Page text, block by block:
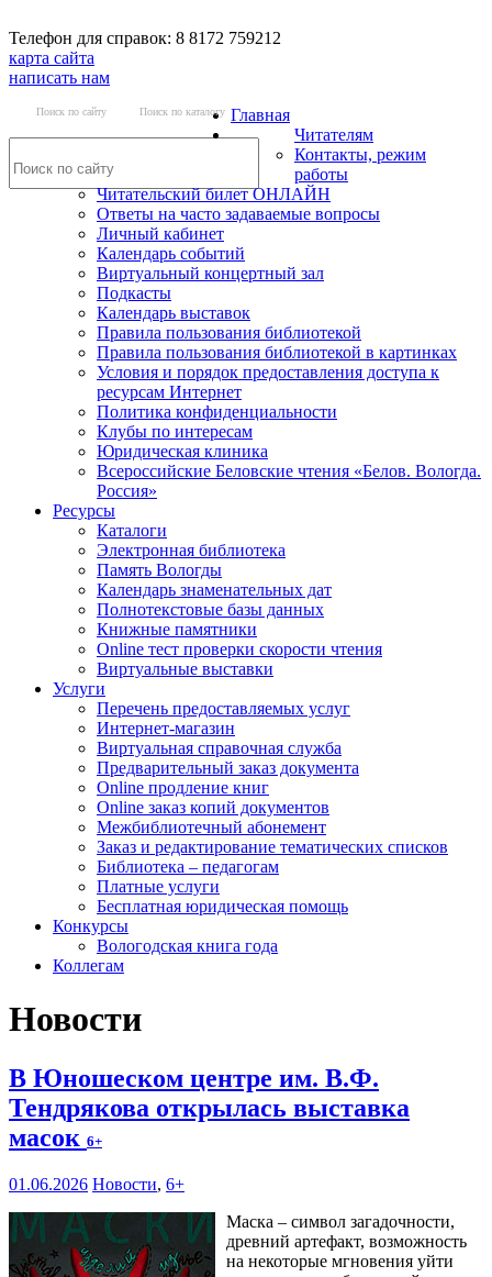
Телефон для справок: 8 8172 759212
карта сайта
написать нам
Поиск по сайту Поиск по каталогу Главная
Читателям
Контакты, режим
работы
Читательский билет ОНЛАЙН
Ответы на часто задаваемые вопросы
Личный кабинет
Календарь событий
Виртуальный концертный зал
Подкасты
Календарь выставок
Правила пользования библиотекой
Правила пользования библиотекой в картинках
Условия и порядок предоставления доступа к
ресурсам Интернет
Политика конфиденциальности
Клубы по интересам
Юридическая клиника
Всероссийские Беловские чтения «Белов. Вологда.
Россия»
Ресурсы
Каталоги
Электронная библиотека
Память Вологды
Календарь знаменательных дат
Полнотекстовые базы данных
Книжные памятники
Online тест проверки скорости чтения
Виртуальные выставки
Услуги
Перечень предоставляемых услуг
Интернет-магазин
Виртуальная справочная служба
Предварительный заказ документа
Online продление книг
Online заказ копий документов
Межбиблиотечный абонемент
Заказ и редактирование тематических списков
Библиотека – педагогам
Платные услуги
Бесплатная юридическая помощь
Конкурсы
Вологодская книга года
Коллегам
Новости
В Юношеском центре им. В.Ф.
Тендрякова открылась выставка
масок 6+
01.06.2026 Новости, 6+
Маска – символ загадочности,
древний артефакт, возможность
на некоторые мгновения уйти